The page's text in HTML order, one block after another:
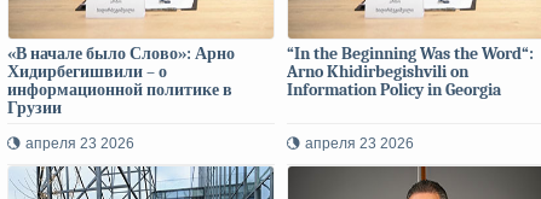
«В начале было Слово»: Арно
Хидирбегишвили – о
информационной политике в
Грузии
апреля 23 2026
“In the Beginning Was the Word“:
Arno Khidirbegishvili on
Information Policy in Georgia
апреля 23 2026